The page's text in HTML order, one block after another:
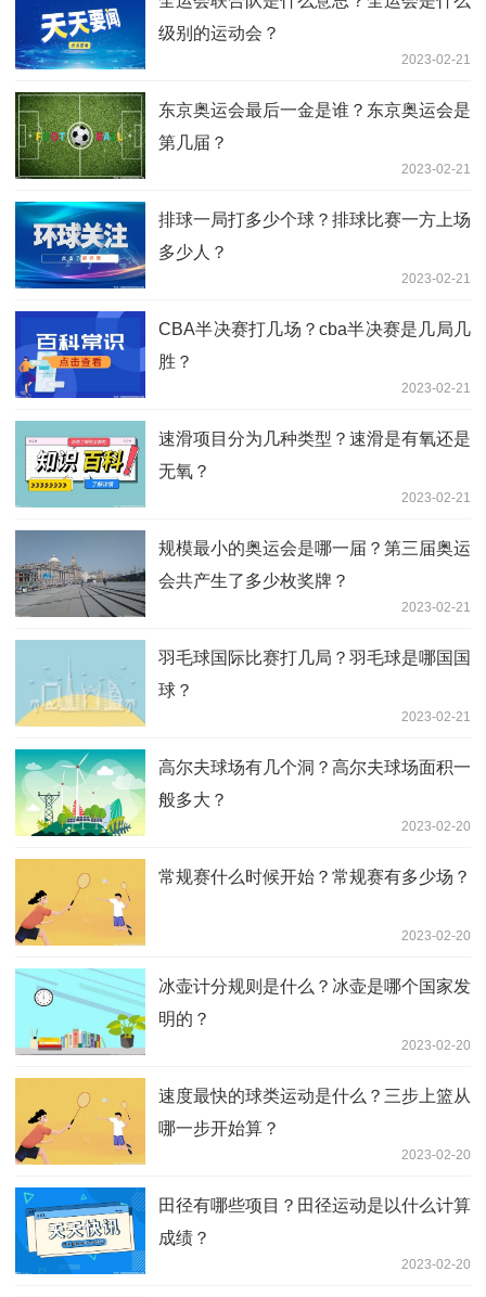
级别的运动会？
2023-02-21
东京奥运会最后一金是谁？东京奥运会是
第几届？
2023-02-21
排球一局打多少个球？排球比赛一方上场
多少人？
2023-02-21
CBA半决赛打几场？cba半决赛是几局几
胜？
2023-02-21
速滑项目分为几种类型？速滑是有氧还是
无氧？
2023-02-21
规模最小的奥运会是哪一届？第三届奥运
会共产生了多少枚奖牌？
2023-02-21
羽毛球国际比赛打几局？羽毛球是哪国国
球？
2023-02-21
高尔夫球场有几个洞？高尔夫球场面积一
般多大？
2023-02-20
常规赛什么时候开始？常规赛有多少场？
2023-02-20
冰壶计分规则是什么？冰壶是哪个国家发
明的？
2023-02-20
速度最快的球类运动是什么？三步上篮从
哪一步开始算？
2023-02-20
田径有哪些项目？田径运动是以什么计算
成绩？
2023-02-20